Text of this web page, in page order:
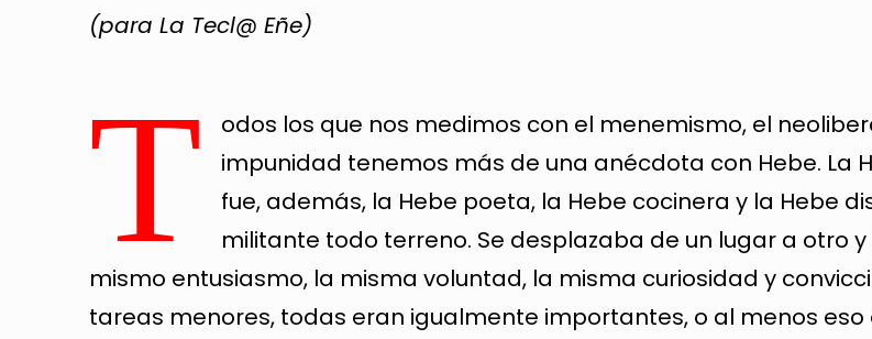
(para La Tecl@ Eñe)
T
odos los que nos medimos con el menemismo, el
impunidad tenemos más de una anécdota con Hebe. La
fue, además, la Hebe poeta, la Hebe cocinera y la Hebe
militante todo terreno. Se desplazaba de un lugar a otro
mismo entusiasmo, la misma voluntad, la misma curiosidad y
tareas menores, todas eran igualmente importantes, o al menos eso